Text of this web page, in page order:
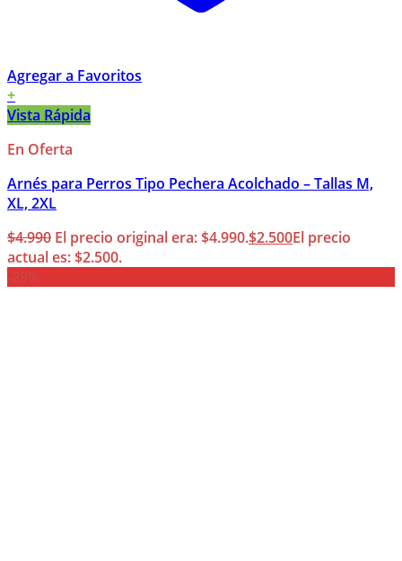
Agregar a Favoritos
+
Vista Rápida
En Oferta
Arnés para Perros Tipo Pechera Acolchado – Tallas M,
XL, 2XL
$4.990 El precio original era: $4.990.$2.500El precio
actual es: $2.500.